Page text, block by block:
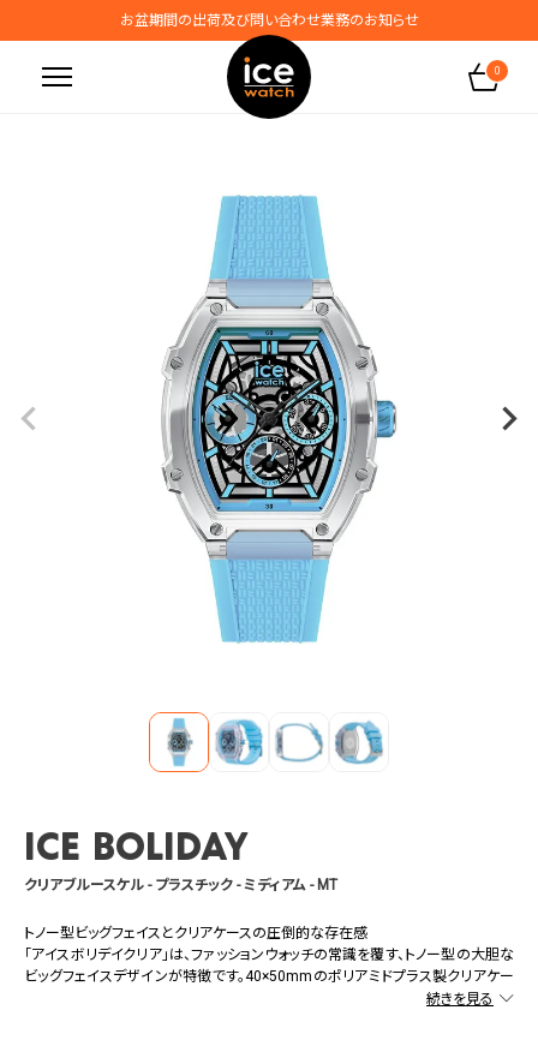
お盆期間の出荷及び問い合わせ業務のお知らせ
地震の影響によるお届けに関するお知らせ
無料ギフトラッピングサービス受付中
0
ICE boliday
クリアブルースケル - プラスチック - ミディアム - MT
トノー型ビッグフェイスとクリアケースの圧倒的な存在感
「アイスボリデイクリア」は、ファッションウォッチの常識を覆す、トノー型の大胆な
ビッグフェイスデザインが特徴です。40×50mmのポリアミドプラス製クリアケー
スが生み出す透明感が、現代的で洗練された印象を腕元にプラスします。シリコ